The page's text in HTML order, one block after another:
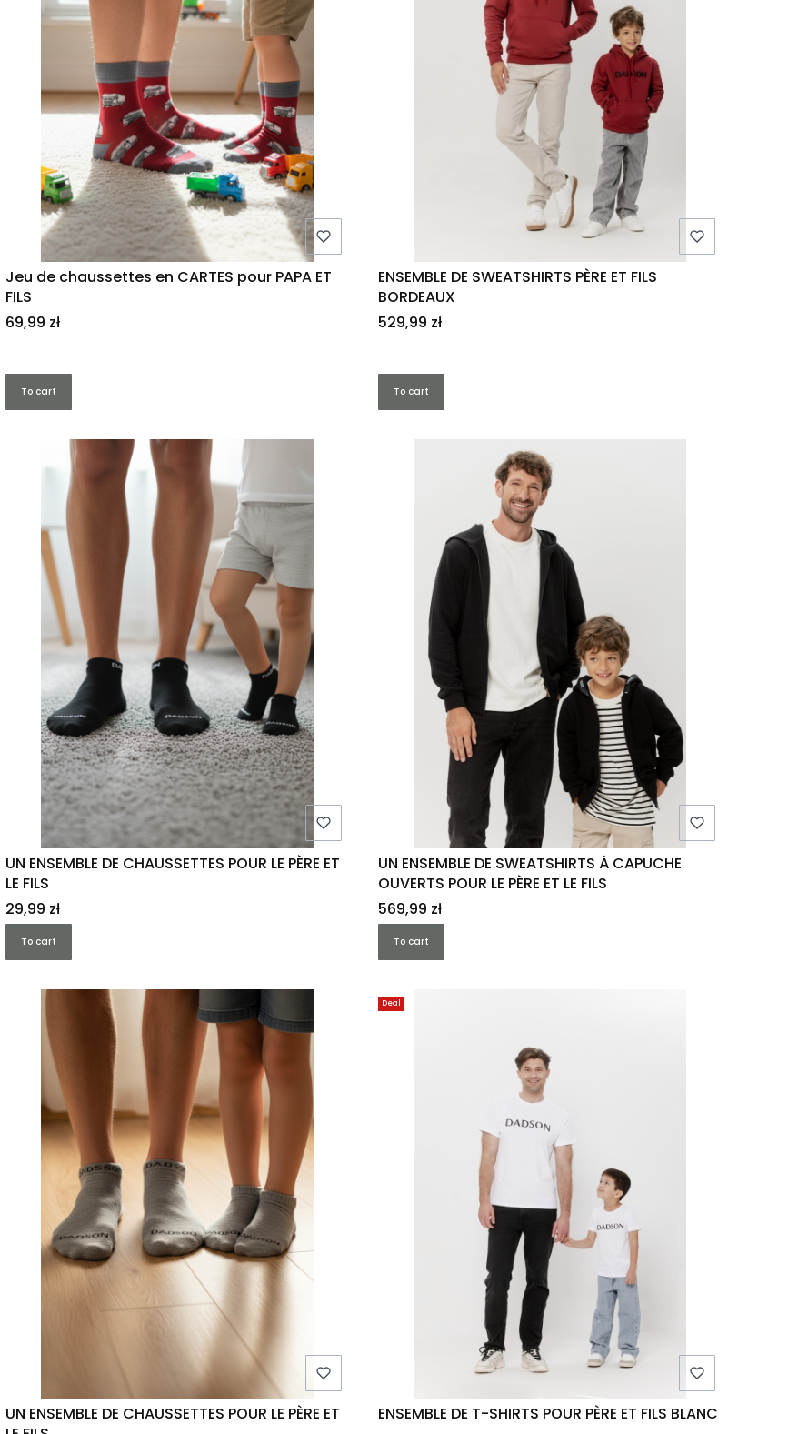
Jeu de chaussettes en CARTES pour PAPA ET
FILS
Price
69,99 zł
To cart
ENSEMBLE DE SWEATSHIRTS PÈRE ET FILS
BORDEAUX
Price
529,99 zł
To cart
UN ENSEMBLE DE CHAUSSETTES POUR LE PÈRE ET
LE FILS
Price
29,99 zł
To cart
UN ENSEMBLE DE SWEATSHIRTS À CAPUCHE
OUVERTS POUR LE PÈRE ET LE FILS
Price
569,99 zł
To cart
UN ENSEMBLE DE CHAUSSETTES POUR LE PÈRE ET
Deal
ENSEMBLE DE T-SHIRTS POUR PÈRE ET FILS BLANC